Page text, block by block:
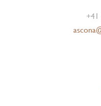
+41